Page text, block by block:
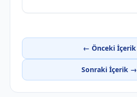
← Önceki İçerik
Sonraki İçerik →